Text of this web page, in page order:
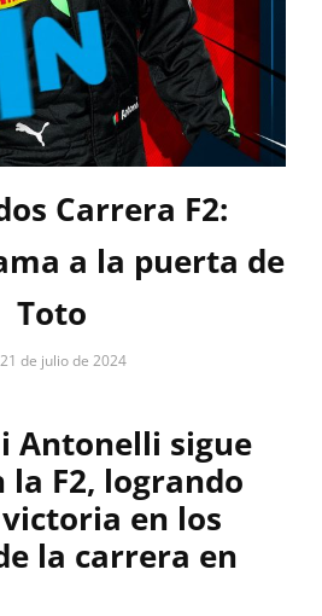
Carrera F2:
a la puerta de
Toto
21 de julio de 2024
Antonelli sigue
F2, logrando
en los
la carrera en